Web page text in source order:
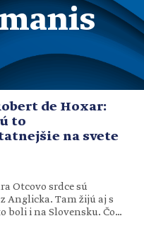
de Hoxar:
to
na svete
Otcovo srdce sú
Anglicka. Tam žijú aj s
boli i na Slovensku. Čo